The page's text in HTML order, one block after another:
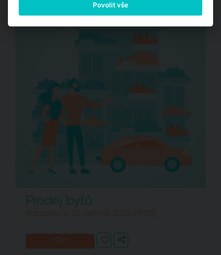
Prodej bytů
flatzone.cz, 10. června 2025 (19:58)
Číst
Povolit vše